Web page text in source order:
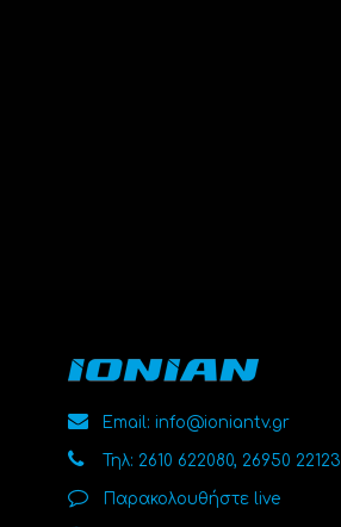
Email: info@ioniantv.gr
Τηλ: 2610 622080, 26950 22123
Παρακολουθήστε live